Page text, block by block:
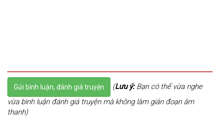
Gửi bình luận, đánh giá truyện (Lưu ý:Bạn có thể vừa nghe
vừa bình luận đánh giá truyện mà không làm gián đoạn âm
thanh)